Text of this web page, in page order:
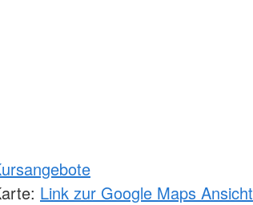
Link zur Google Maps Ansicht